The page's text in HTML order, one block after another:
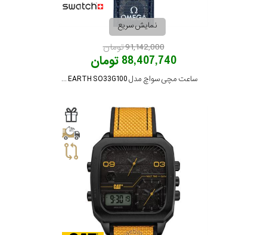
نمایش سریع
91,142,000 تومان
88,407,740 تومان
ساعت مچی سواچ مدل MISSION ON EARTH SO33G100